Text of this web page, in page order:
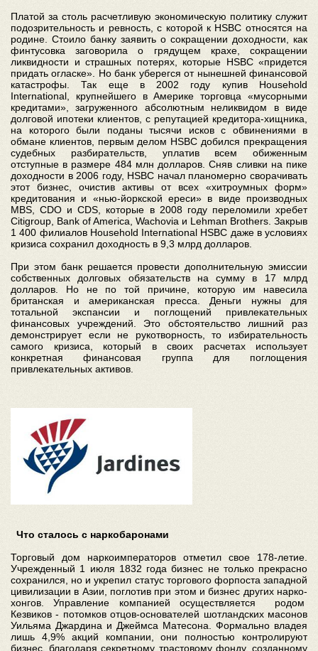
Платой за столь расчетливую экономическую политику служит
подозрительность и ревность, с которой к HSBC относятся на
родине. Стоило банку заявить о сокращении доходности, как
финтусовка заговорила о грядущем крахе, сокращении
ликвидности и страшных потерях, которые HSBC «придется
придать огласке». Но банк уберегся от нынешней финансовой
катастрофы. Так еще в 2002 году купив Household
International, крупнейшего в Америке торговца «мусорными
кредитами», загруженного абсолютным неликвидом в виде
долговой ипотеки клиентов, с репутацией кредитора-хищника,
на которого были поданы тысячи исков с обвинениями в
обмане клиентов, первым делом HSBC добился прекращения
судебных разбирательств, уплатив всем обиженным
отступные в размере 484 млн долларов. Сняв сливки на пике
доходности в 2006 году, HSBC начал планомерно сворачивать
этот бизнес, очистив активы от всех «хитроумных форм»
кредитования и «нью-йоркской ереси» в виде производных
MBS, CDO и CDS, которые в 2008 году переломили хребет
Citigroup, Bank of America, Wachovia и Lehman Brothers. Закрыв
1 400 филиалов Household International HSBC даже в условиях
кризиса сохранил доходность в 9,3 млрд долларов.
При этом банк решается провести дополнительную эмиссии
собственных долговых обязательств на сумму в 17 млрд
долларов. Но не по той причине, которую им навесила
британская и американская пресса. Деньги нужны для
тотальной экспансии и поглощений привлекательных
финансовых учреждений. Это обстоятельство лишний раз
демонстрирует если не рукотворность, то избирательность
самого кризиса, который в своих расчетах использует
конкретная финансовая группа для поглощения
привлекательных активов.
Что сталось с наркобаронами
Торговый дом наркоимператоров отметил свое 178-летие.
Учрежденный 1 июля 1832 года бизнес не только прекрасно
сохранился, но и укрепил статус торгового форпоста западной
цивилизации в Азии, поглотив при этом и бизнес других нарко-
хонгов. Управление компанией осуществляется родом
Кезвиков - потомков отцов-основателей шотландских масонов
Уильяма Джардина и Джеймса Матесона. Формально владея
лишь 4,9% акций компании, они полностью контролируют
бизнес, благодаря секретному трастовому фонду, созданному